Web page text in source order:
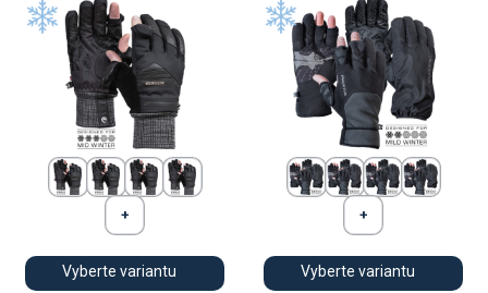
Vyberte variantu Vyberte variantu